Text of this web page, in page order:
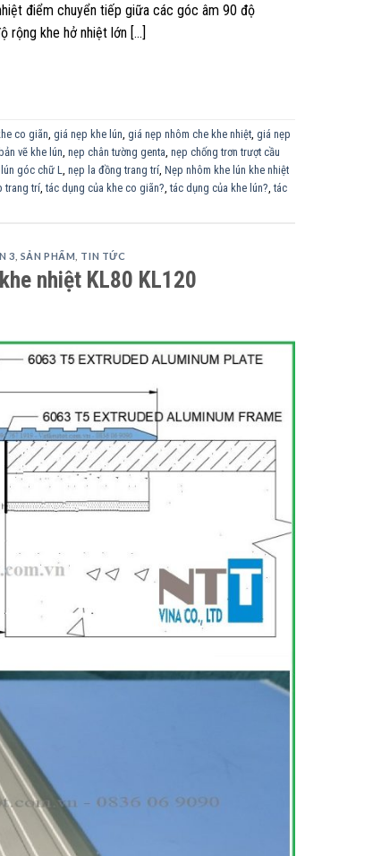
điểm chuyển tiếp giữa các góc âm 90 độ
rộng khe hở nhiệt lớn […]
co giãn giá nẹp khe lún giá nẹp nhôm che khe nhiệt giá nẹp
vẽ khe lún nẹp chân tường genta nẹp chống trơn trượt cầu
góc chữ L nẹp la đồng trang trí Nẹp nhôm khe lún khe nhiệt
trang trí ,tác dụng của khe co giãn? ,tác dụng của khe lún? ,tác
3 SẢN PHẨM TIN TỨC
nhiệt KL80 KL120